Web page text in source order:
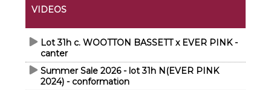
VIDEOS
Lot 31h c. WOOTTON BASSETT x EVER PINK -
canter
Summer Sale 2026 - lot 31h N(EVER PINK
2024) - conformation